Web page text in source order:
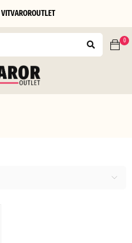
VITVAROROUTLET
0